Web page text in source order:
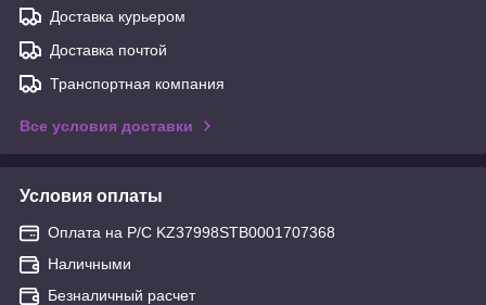
Доставка курьером
Доставка почтой
Транспортная компания
Все условия доставки
Условия оплаты
Оплата на Р/С KZ37998STB0001707368
Наличными
Безналичный расчет